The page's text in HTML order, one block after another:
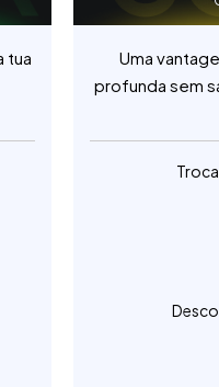
tua
Uma
profunda sem